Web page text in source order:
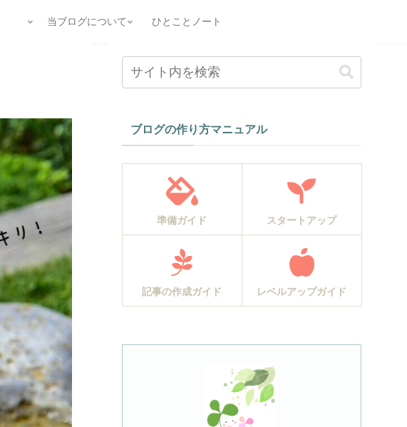
当ブログについて ひとことノート
ブログの作り方マニュアル
準備ガイド スタートアップ
記事の作成ガイド レベルアップガイド